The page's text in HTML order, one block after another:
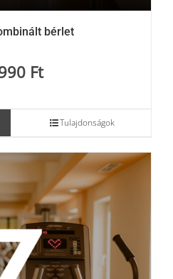
bérlet
Ft
Tulajdonságok